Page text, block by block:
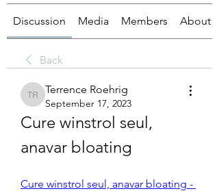
Discussion Media Members About
Back
Terrence Roehrig
Terrence Roehrig
September 17, 2023
Cure winstrol seul,
anavar bloating
Cure winstrol seul, anavar bloating -